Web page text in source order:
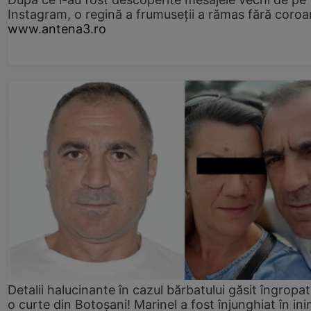
Instagram, o regină a frumuseții a rămas fără
www.antena3.ro
Detalii halucinante în cazul bărbatului găsit
o curte din Botoșani! Marinel a fost înjunghiat în